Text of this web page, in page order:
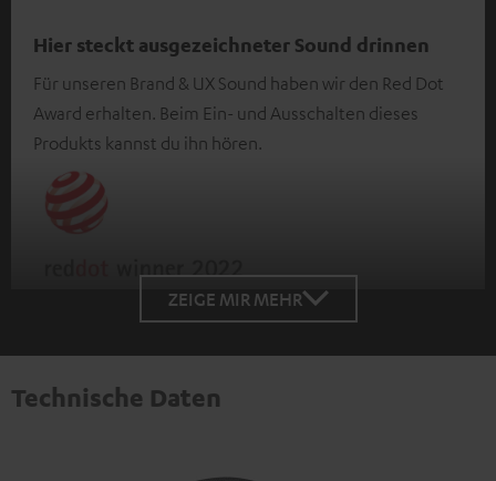
Hier steckt ausgezeichneter Sound drinnen
Für unseren Brand & UX Sound haben wir den Red Dot
Award erhalten. Beim Ein- und Ausschalten dieses
Produkts kannst du ihn hören.
ZEIGE MIR MEHR
Technische Daten